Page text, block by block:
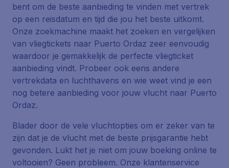
bent om de beste aanbieding te vinden met vertrek
op een reisdatum en tijd die jou het beste uitkomt.
Onze zoekmachine maakt het zoeken en vergelijken
van vliegtickets naar Puerto Ordaz zeer eenvoudig
waardoor je gemakkelijk de perfecte vliegticket
aanbieding vindt. Probeer ook eens andere
vertrekdata en luchthavens en wie weet vind je een
nog betere aanbieding voor jouw vlucht naar Puerto
Ordaz.
Blader door de vele vluchtopties om er zeker van te
zijn dat je de vlucht met de beste prijsgarantie hebt
gevonden. Lukt het je niet om jouw boeking online te
voltooien? Geen probleem. Onze klantenservice